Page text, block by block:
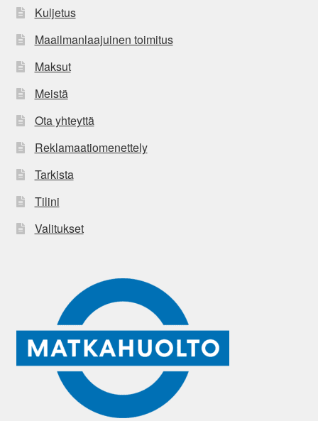
Kuljetus
Maailmanlaajuinen toimitus
Maksut
Meistä
Ota yhteyttä
Reklamaatiomenettely
Tarkista
Tilini
Valitukset